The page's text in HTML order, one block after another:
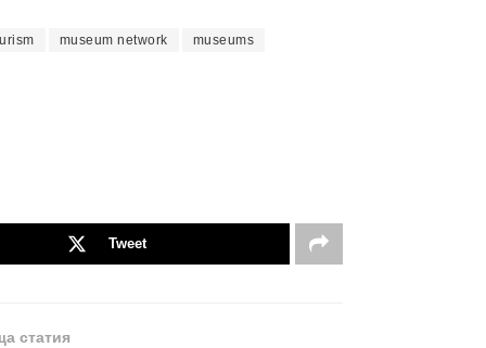
museum network museums
Tweet
статия